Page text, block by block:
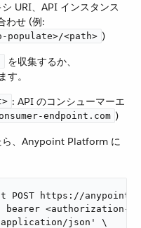
URI、API インスタンス
わせ (例:
<path> ​)
​ を収集するか、​
す。
​: API のコンシューマーエ
endpoint.com ​)
ら、Anypoint Platform に
https://
<authorization-
application/json' \